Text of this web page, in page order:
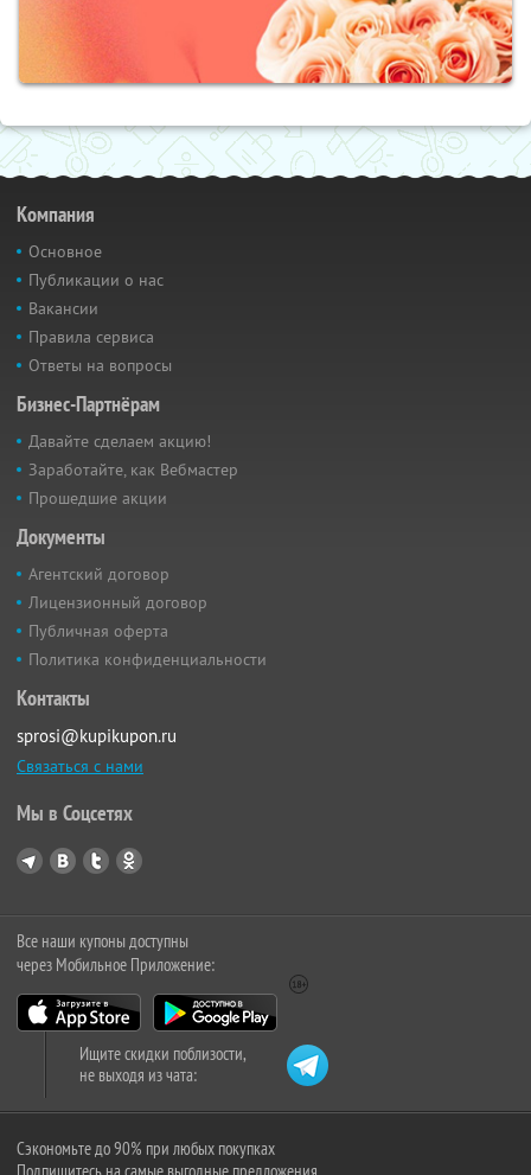
Компания
Основное
Публикации о нас
Вакансии
Правила сервиса
Ответы на вопросы
Бизнес-Партнёрам
Давайте сделаем акцию!
Заработайте, как Вебмастер
Прошедшие акции
Документы
Агентский договор
Лицензионный договор
Публичная оферта
Политика конфиденциальности
Контакты
sprosi@kupikupon.ru
Связаться с нами
Мы в Соцсетях
Все наши купоны доступны
через Мобильное Приложение:
Ищите скидки поблизости,
не выходя из чата:
Сэкономьте до 90% при любых покупках